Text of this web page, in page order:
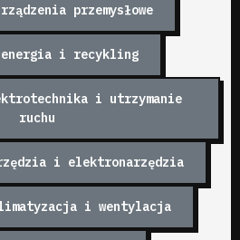
przemysłowe
energia i recykling
i utrzymanie
ruchu
i elektronarzędzia
i wentylacja